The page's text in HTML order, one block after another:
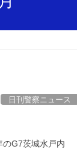
日刊警察ニュース
G7茨城水戸内